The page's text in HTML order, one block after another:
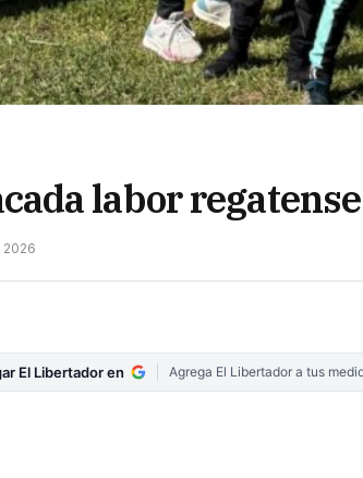
labor
2026
El Libertador en Agrega El Libertador a tus